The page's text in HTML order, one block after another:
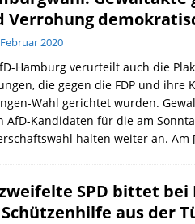
Verrohung
2020
Hamburg verurteilt auch die
die gegen die FDP und ihre
Wahl gerichtet wurden.
AfD-Kandidaten für die am
halten weiter an. Am
SPD bittet bei
aus der
CDU &
der Wahl
einfliegen:
halten die Wähler
Stimmung wegen